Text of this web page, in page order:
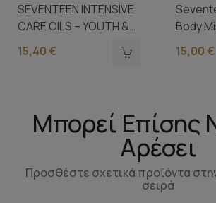
SEVENTEEN INTENSIVE
CARE OILS – YOUTH &
BALANCE...
15,40 €
Body
15,00 €
Μπορεί Επίσης
Αρέσει
Προσθέστε σχετικά προϊόντα
σειρά